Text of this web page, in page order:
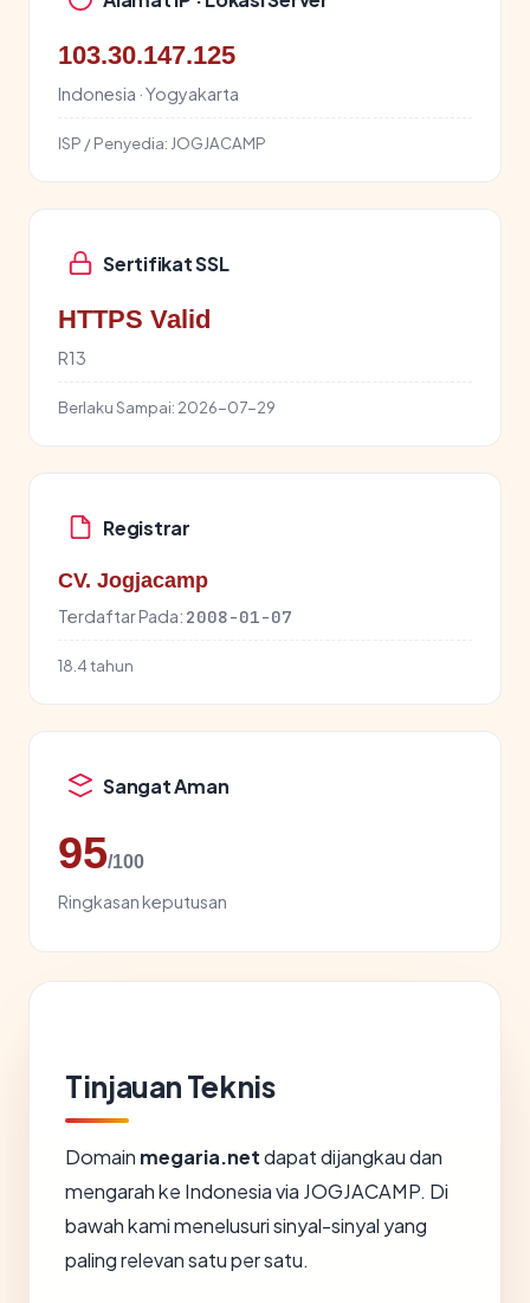
103.30.147.125
Indonesia · Yogyakarta
ISP / Penyedia: JOGJACAMP
Sertifikat SSL
HTTPS Valid
R13
Berlaku Sampai: 2026-07-29
Registrar
CV. Jogjacamp
Terdaftar Pada: 2008-01-07
18.4 tahun
Sangat Aman
95/100
Ringkasan keputusan
Tinjauan Teknis
Domain megaria.netdapat dijangkau dan
mengarah ke Indonesia via JOGJACAMP. Di
bawah kami menelusuri sinyal-sinyal yang
paling relevan satu per satu.